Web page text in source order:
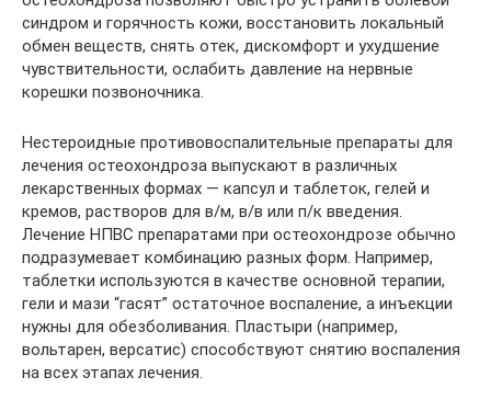
синдром и горячность кожи, восстановить локальный
обмен веществ, снять отек, дискомфорт и ухудшение
чувствительности, ослабить давление на нервные
корешки позвоночника.
Нестероидные противовоспалительные препараты для
лечения остеохондроза выпускают в различных
лекарственных формах — капсул и таблеток, гелей и
кремов, растворов для в/м, в/в или п/к введения.
Лечение НПВС препаратами при остеохондрозе обычно
подразумевает комбинацию разных форм. Например,
таблетки используются в качестве основной терапии,
гели и мази “гасят” остаточное воспаление, а инъекции
нужны для обезболивания. Пластыри (например,
вольтарен, версатис) способствуют снятию воспаления
на всех этапах лечения.